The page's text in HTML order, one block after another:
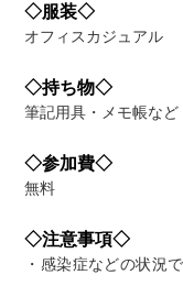
◇服装◇
オフィスカジュアル
◇持ち物◇
筆記用具・メモ帳など
◇参加費◇
無料
◇注意事項◇
・感染症などの状況